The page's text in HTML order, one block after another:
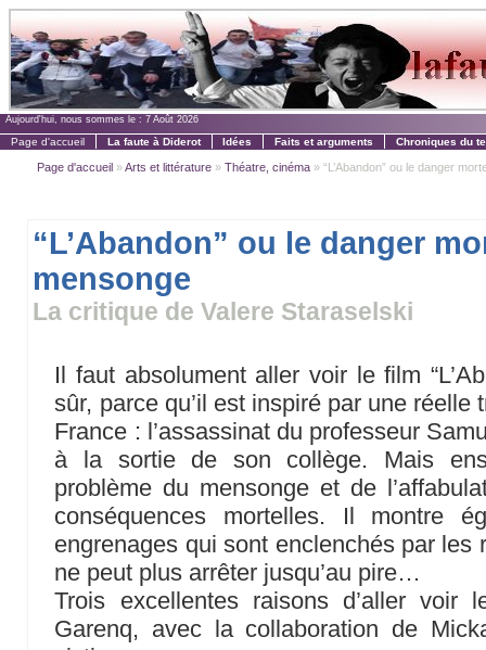
Aujourd'hui, nous sommes le : 7 Août 2026
Page d'accueil La faute à Diderot Idées Faits et arguments Chroniques du
Page d'accueil »Arts et littérature »Théatre, cinéma » “L’Abandon” ou le danger
“L’Abandon” ou le danger
mensonge
La critique de Valere Staraselski
Il faut absolument aller voir le film
sûr, parce qu’il est inspiré par une réelle
France : l’assassinat du professeur
à la sortie de son collège. Mais
problème du mensonge et de
conséquences mortelles. Il montre
engrenages qui sont enclenchés par les
ne peut plus arrêter jusqu’au pire…
Trois excellentes raisons d’aller voir
Garenq, avec la collaboration de